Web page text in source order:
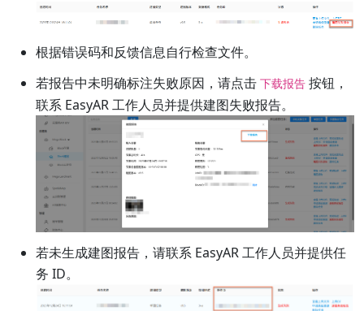
根据错误码和反馈信息自行检查文件。
若报告中未明确标注失败原因，请点击 下载报告 按钮，
联系 EasyAR 工作人员并提供建图失败报告。
若未生成建图报告，请联系 EasyAR 工作人员并提供任
务 ID。